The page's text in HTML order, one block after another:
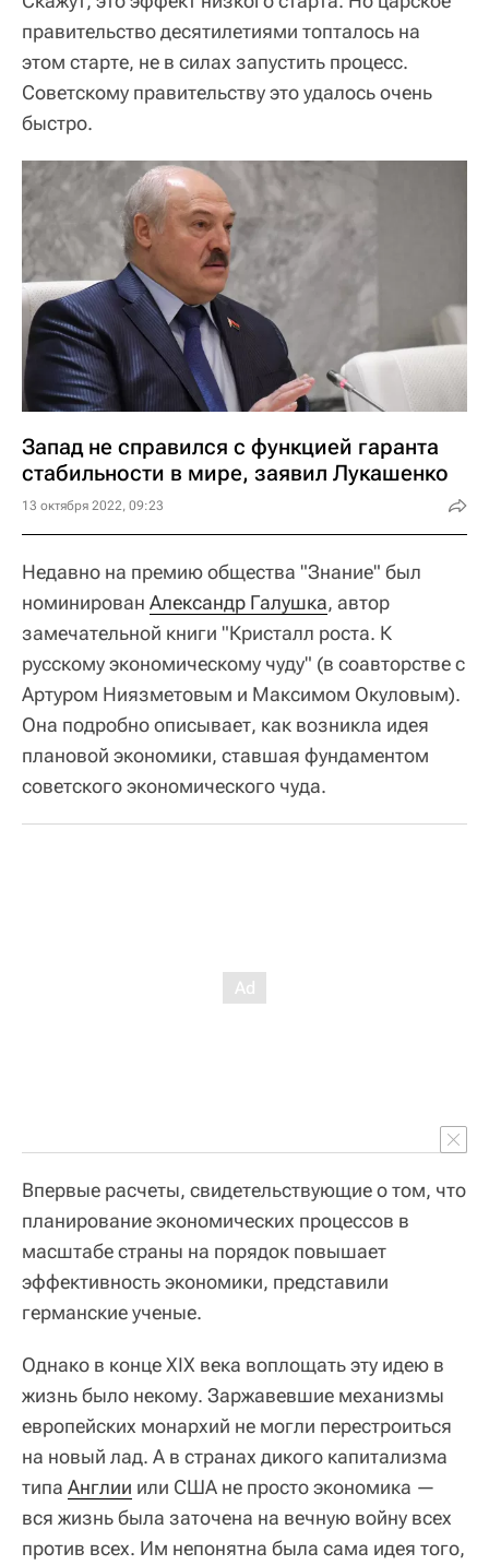
правительство десятилетиями топталось на
этом старте, не в силах запустить процесс.
Советскому правительству это удалось очень
быстро.
Запад не справился с функцией гаранта
стабильности в мире, заявил Лукашенко
13 октября 2022, 09:23
Недавно на премию общества "Знание" был
номинирован Александр Галушка, автор
замечательной книги "Кристалл роста. К
русскому экономическому чуду" (в соавторстве с
Артуром Ниязметовым и Максимом Окуловым).
Она подробно описывает, как возникла идея
плановой экономики, ставшая фундаментом
советского экономического чуда.
Впервые расчеты, свидетельствующие о том, что
планирование экономических процессов в
масштабе страны на порядок повышает
эффективность экономики, представили
германские ученые.
Однако в конце XIX века воплощать эту идею в
жизнь было некому. Заржавевшие механизмы
европейских монархий не могли перестроиться
на новый лад. А в странах дикого капитализма
типа Англии или США не просто экономика —
вся жизнь была заточена на вечную войну всех
против всех. Им непонятна была сама идея того,